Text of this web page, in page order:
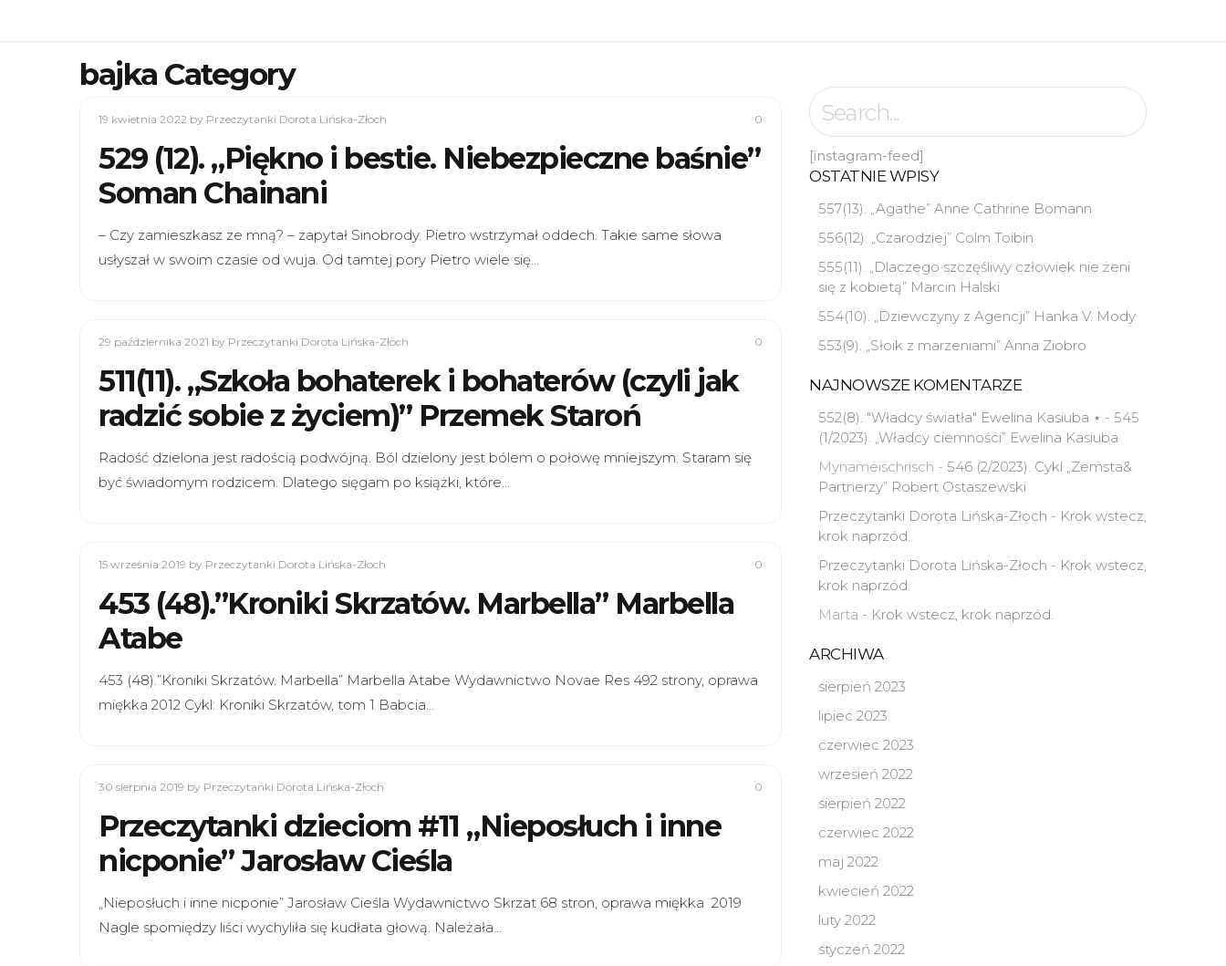
bajka Category
19 kwietnia 2022 by Przeczytanki Dorota Lińska-Złoch 0
529 (12). „Piękno i bestie. Niebezpieczne baśnie”
Soman Chainani
– Czy zamieszkasz ze mną? – zapytał Sinobrody. Pietro wstrzymał oddech. Takie same słowa
usłyszał w swoim czasie od wuja. Od tamtej pory Pietro wiele się…
29 października 2021 by Przeczytanki Dorota Lińska-Złoch 0
511(11). „Szkoła bohaterek i bohaterów (czyli jak
radzić sobie z życiem)” Przemek Staroń
Radość dzielona jest radością podwójną. Ból dzielony jest bólem o połowę mniejszym. Staram się
być świadomym rodzicem. Dlatego sięgam po książki, które…
15 września 2019 by Przeczytanki Dorota Lińska-Złoch 0
453 (48).”Kroniki Skrzatów. Marbella” Marbella
Atabe
453 (48).”Kroniki Skrzatów. Marbella” Marbella Atabe Wydawnictwo Novae Res 492 strony, oprawa
miękka 2012 Cykl: Kroniki Skrzatów, tom 1 Babcia…
30 sierpnia 2019 by Przeczytanki Dorota Lińska-Złoch 0
Przeczytanki dzieciom #11 „Nieposłuch i inne
nicponie” Jarosław Cieśla
„Nieposłuch i inne nicponie” Jarosław Cieśla Wydawnictwo Skrzat 68 stron, oprawa miękka 2019
Nagle spomiędzy liści wychyliła się kudłata głową. Należała…
[instagram-feed]
OSTATNIE WPISY
557(13). „Agathe” Anne Cathrine Bomann
556(12). „Czarodziej” Colm Toibin
555(11). „Dlaczego szczęśliwy człowiek nie żeni
się z kobietą” Marcin Halski
554(10). „Dziewczyny z Agencji” Hanka V. Mody
553(9). „Słoik z marzeniami” Anna Ziobro
NAJNOWSZE KOMENTARZE
552(8). "Władcy światła" Ewelina Kasiuba ⋆ - 545
(1/2023). „Władcy ciemności” Ewelina Kasiuba
Mynameischrisch - 546 (2/2023). Cykl „Zemsta&
Partnerzy” Robert Ostaszewski
Przeczytanki Dorota Lińska-Złoch - Krok wstecz,
krok naprzód.
Przeczytanki Dorota Lińska-Złoch - Krok wstecz,
krok naprzód.
Marta - Krok wstecz, krok naprzód.
ARCHIWA
sierpień 2023
lipiec 2023
czerwiec 2023
wrzesień 2022
sierpień 2022
czerwiec 2022
maj 2022
kwiecień 2022
luty 2022
styczeń 2022